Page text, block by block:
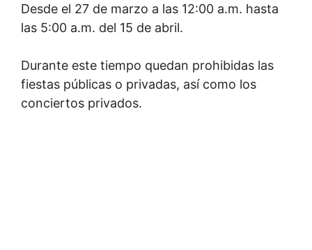
Desde el 27 de marzo a las 12:00 a.m. hasta
las 5:00 a.m. del 15 de abril.
Durante este tiempo quedan prohibidas las
fiestas públicas o privadas, así como los
conciertos privados.